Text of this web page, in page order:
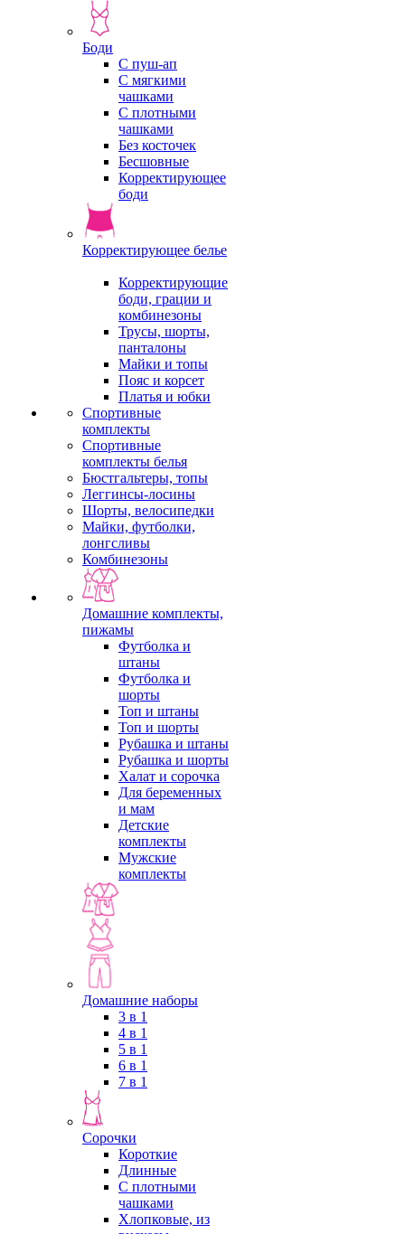
Боди
С пуш-ап
С мягкими
чашками
С плотными
чашками
Без косточек
Бесшовные
Корректирующее
боди
Корректирующее белье
Корректирующие
боди, грации и
комбинезоны
Трусы, шорты,
панталоны
Майки и топы
Пояс и корсет
Платья и юбки
Спортивные
комплекты
Спортивные
комплекты белья
Бюстгальтеры, топы
Леггинсы-лосины
Шорты, велосипедки
Майки, футболки,
лонгсливы
Комбинезоны
Домашние комплекты,
пижамы
Футболка и
штаны
Футболка и
шорты
Топ и штаны
Топ и шорты
Рубашка и штаны
Рубашка и шорты
Халат и сорочка
Для беременных
и мам
Детские
комплекты
Мужские
комплекты
Домашние наборы
3 в 1
4 в 1
5 в 1
6 в 1
7 в 1
Сорочки
Короткие
Длинные
С плотными
чашками
Хлопковые, из